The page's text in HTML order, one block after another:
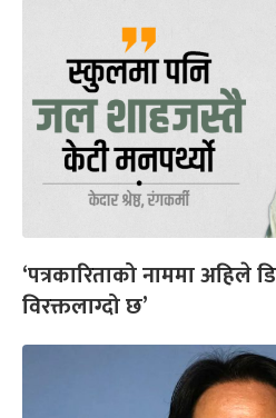
‘पत्रकारिताको नाममा अहिले
विरक्तलाग्दो छ’